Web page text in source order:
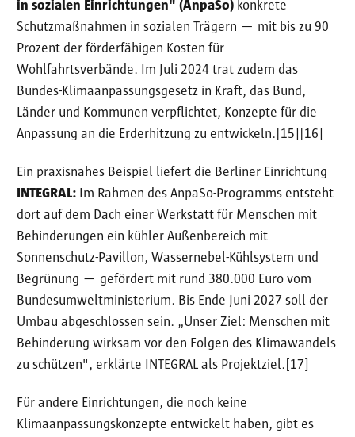
in sozialen Einrichtungen" (AnpaSo) konkrete
Schutzmaßnahmen in sozialen Trägern — mit bis zu 90
Prozent der förderfähigen Kosten für
Wohlfahrtsverbände. Im Juli 2024 trat zudem das
Bundes-Klimaanpassungsgesetz in Kraft, das Bund,
Länder und Kommunen verpflichtet, Konzepte für die
Anpassung an die Erderhitzung zu entwickeln.[15][16]
Ein praxisnahes Beispiel liefert die Berliner Einrichtung
INTEGRAL: Im Rahmen des AnpaSo-Programms entsteht
dort auf dem Dach einer Werkstatt für Menschen mit
Behinderungen ein kühler Außenbereich mit
Sonnenschutz-Pavillon, Wassernebel-Kühlsystem und
Begrünung — gefördert mit rund 380.000 Euro vom
Bundesumweltministerium. Bis Ende Juni 2027 soll der
Umbau abgeschlossen sein. „Unser Ziel: Menschen mit
Behinderung wirksam vor den Folgen des Klimawandels
zu schützen", erklärte INTEGRAL als Projektziel.[17]
Für andere Einrichtungen, die noch keine
Klimaanpassungskonzepte entwickelt haben, gibt es